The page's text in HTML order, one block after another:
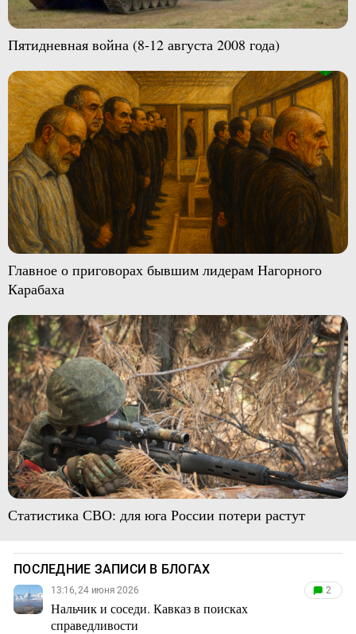
Пятидневная война (8-12 августа 2008 года)
Главное о приговорах бывшим лидерам Нагорного
Карабаха
Статистика СВО: для юга России потери растут
ПОСЛЕДНИЕ ЗАПИСИ В БЛОГАХ
13:16, 24 июня 2026
Нальчик и соседи. Кавказ в поисках
справедливости
2